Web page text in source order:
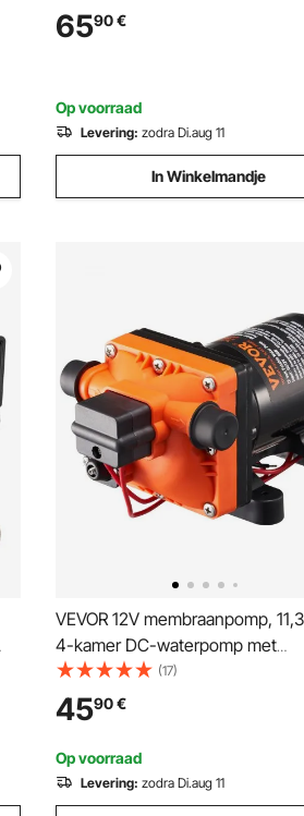
verbeterde draagbare
116 psi werkdruk voor trekkers,
6590€
Op voorraad
Levering: zodra Di.aug 11
In Winkelmandje
VEVOR 12V membraanpomp,
4-kamer DC-waterpomp met
automatische drukschakelaar,
PSI instelbaar, 55 PSI, 1/2" MNPT-
aansluiting, voor campers,
foodtrucks, campers en boten
(17)
4590€
Op voorraad
Levering: zodra Di.aug 11